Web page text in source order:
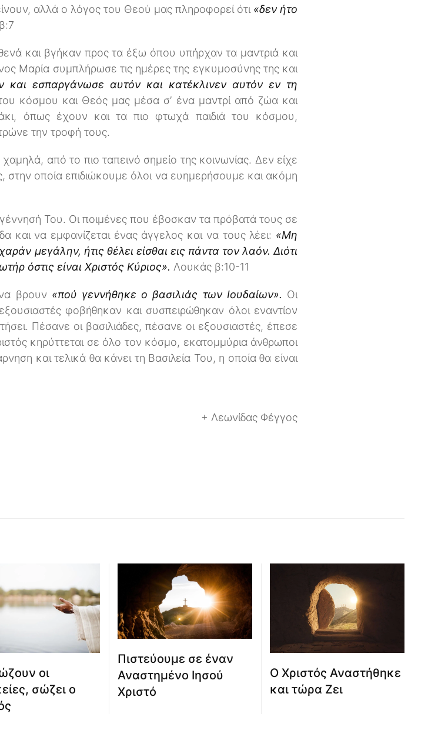
αλλά ο λόγος του Θεού μας πληροφορεί ότι «δεν ήτο
και βγήκαν προς τα έξω όπου υπήρχαν τα μαντριά και
Μαρία συμπλήρωσε τις ημέρες της εγκυμοσύνης της και
και εσπαργάνωσε αυτόν και κατέκλινεν αυτόν εν τη
κόσμου και Θεός μας μέσα σ’ ένα μαντρί από ζώα και
όπως έχουν και τα πιο φτωχά παιδιά του κόσμου,
την τροφή τους.
από το πιο ταπεινό σημείο της κοινωνίας. Δεν είχε
στην οποία επιδιώκουμε όλοι να ευημερήσουμε και ακόμη
Του. Οι ποιμένες που έβοσκαν τα πρόβατά τους σε
και να εμφανίζεται ένας άγγελος και να τους λέει: «Μη
μεγάλην, ήτις θέλει είσθαι εις πάντα τον λαόν. Διότι
όστις είναι Χριστός Κύριος». Λουκάς β:10-11
βρουν «πού γεννήθηκε ο βασιλιάς των Ιουδαίων». Οι
φοβήθηκαν και συσπειρώθηκαν όλοι εναντίον
Πέσανε οι βασιλιάδες, πέσανε οι εξουσιαστές, έπεσε
κηρύττεται σε όλο τον κόσμο, εκατομμύρια άνθρωποι
και τελικά θα κάνει τη Βασιλεία Του, η οποία θα είναι
+ Λεωνίδας Φέγγος
οι
σώζει ο
Πιστεύουμε σε έναν
Αναστημένο Ιησού
Χριστό
Ο Χριστός Αναστήθηκε
και τώρα Ζει